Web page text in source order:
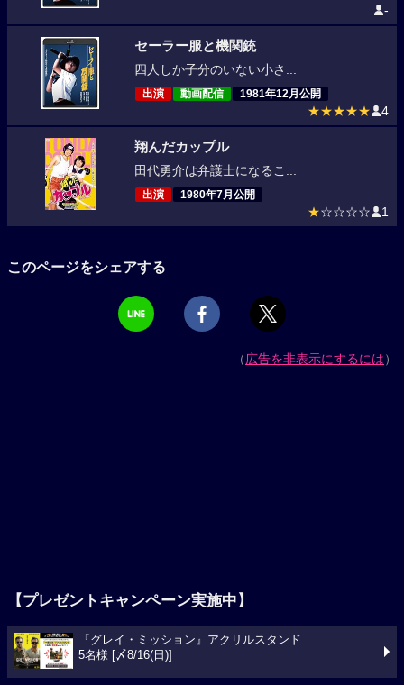
-
セーラー服と機関銃
四人しか子分のいない小さ...
出演 動画配信 1981年12月公開
★★★★★ 4
翔んだカップル
田代勇介は弁護士になるこ...
出演 1980年7月公開
★☆☆☆☆ 1
このページをシェアする
（広告を非表示にするには）
【プレゼントキャンペーン実施中】
『グレイ・ミッション』アクリルスタンド
5名様 [〆8/16(日)]